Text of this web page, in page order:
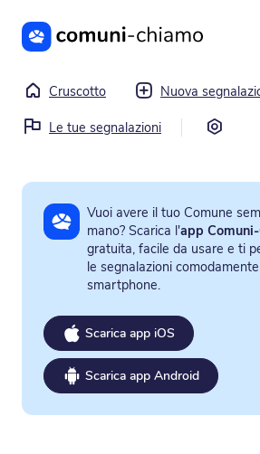
Vai al contenuto principale
Cruscotto Nuova
Le tue segnalazioni
Vuoi avere il tuo Comune
mano? Scarica l'app
gratuita, facile da usare e ti
le segnalazioni
smartphone.
Scarica app iOS
Scarica app Android